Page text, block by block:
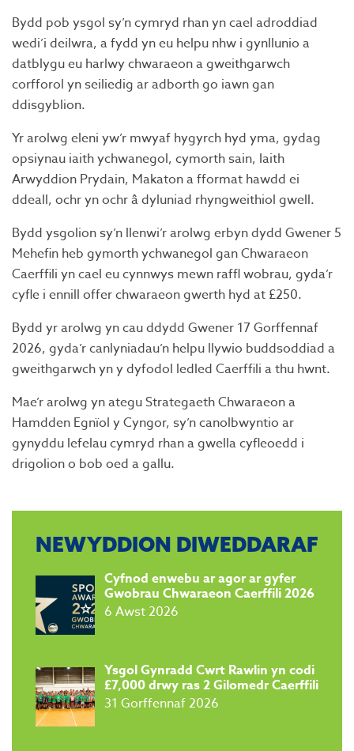
Bydd pob ysgol sy’n cymryd rhan yn cael adroddiad
wedi’i deilwra, a fydd yn eu helpu nhw i gynllunio a
datblygu eu harlwy chwaraeon a gweithgarwch
corfforol yn seiliedig ar adborth go iawn gan
ddisgyblion.
Yr arolwg eleni yw’r mwyaf hygyrch hyd yma, gydag
opsiynau iaith ychwanegol, cymorth sain, Iaith
Arwyddion Prydain, Makaton a fformat hawdd ei
ddeall, ochr yn ochr â dyluniad rhyngweithiol gwell.
Bydd ysgolion sy’n llenwi’r arolwg erbyn dydd Gwener 5
Mehefin heb gymorth ychwanegol gan Chwaraeon
Caerffili yn cael eu cynnwys mewn raffl wobrau, gyda’r
cyfle i ennill offer chwaraeon gwerth hyd at £250.
Bydd yr arolwg yn cau ddydd Gwener 17 Gorffennaf
2026, gyda’r canlyniadau’n helpu llywio buddsoddiad a
gweithgarwch yn y dyfodol ledled Caerffili a thu hwnt.
Mae’r arolwg yn ategu Strategaeth Chwaraeon a
Hamdden Egnïol y Cyngor, sy’n canolbwyntio ar
gynyddu lefelau cymryd rhan a gwella cyfleoedd i
drigolion o bob oed a gallu.
NEWYDDION DIWEDDARAF
Cyfnod enwebu ar agor ar gyfer
Gwobrau Chwaraeon Caerffili 2026
6 Awst 2026
Ysgol Gynradd Cwrt Rawlin yn codi
£7,000 drwy ras 2 Gilomedr Caerffili
31 Gorffennaf 2026